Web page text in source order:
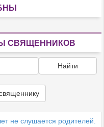
СВЯЩЕННИКОВ
Найти
не слушается родителей.